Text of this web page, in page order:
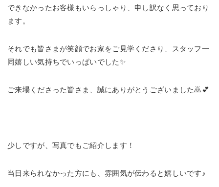
できなかったお客様もいらっしゃり、申し訳なく思っており
ます。
それでも皆さまが笑顔でお家をご見学くださり、スタッフ一
同嬉しい気持ちでいっぱいでした✨
ご来場くださった皆さま、誠にありがとうございました🙇💕
少しですが、写真でもご紹介します！
当日来られなかった方にも、雰囲気が伝わると嬉しいです♪